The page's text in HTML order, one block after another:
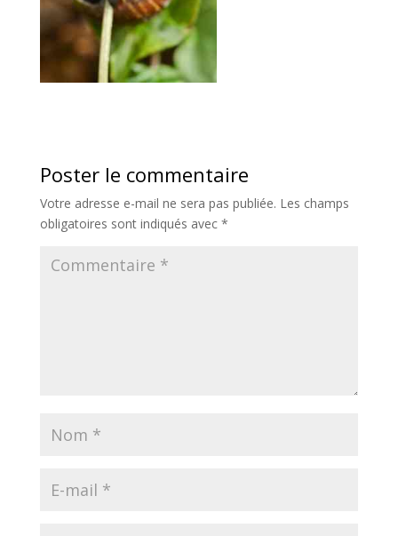
Poster le commentaire
Votre adresse e-mail ne sera pas publiée. Les champs
obligatoires sont indiqués avec *